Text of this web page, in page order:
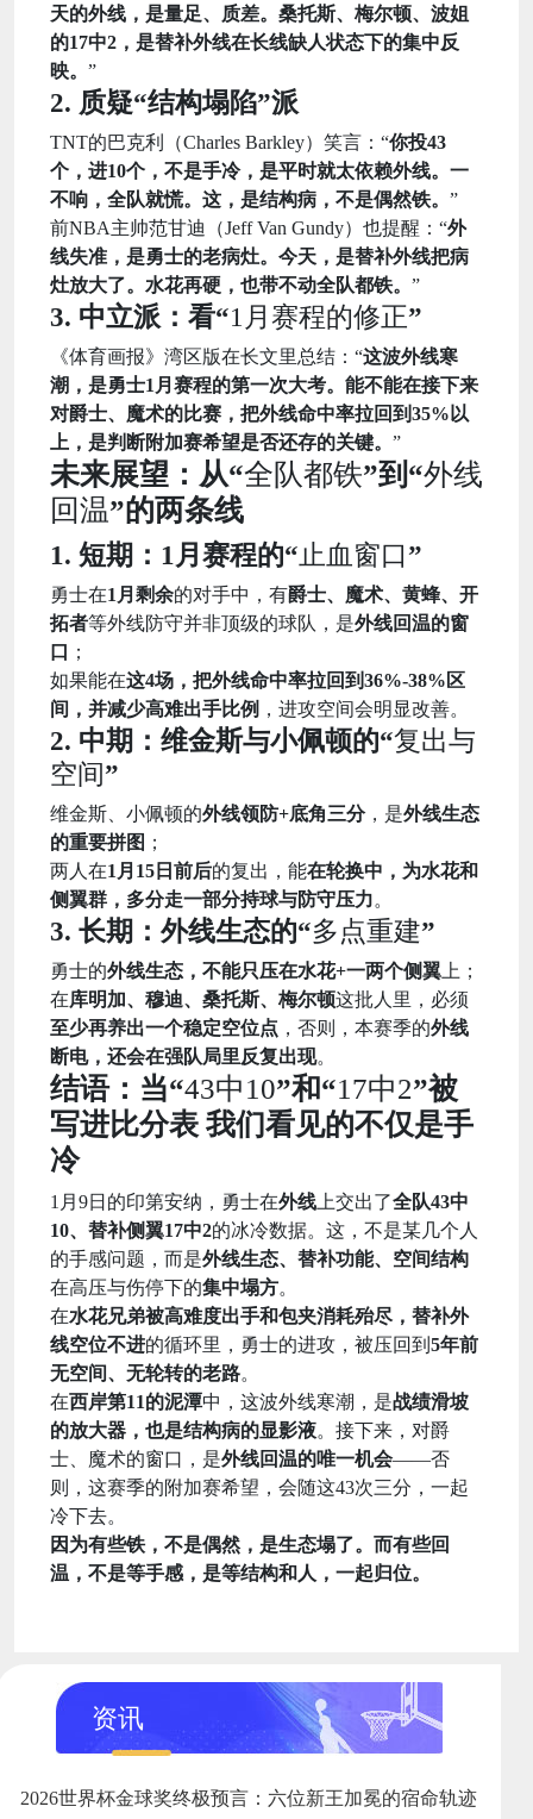
天的外线，是量足、质差。桑托斯、梅尔顿、波姐
的17中2，是替补外线在长线缺人状态下的集中反
映。 ”
2. 质疑“结构塌陷”派
TNT的巴克利（Charles Barkley）笑言：“你投43
个，进10个，不是手冷，是平时就太依赖外线。一
不响，全队就慌。这，是结构病，不是偶然铁。 ”
前NBA主帅范甘迪（Jeff Van Gundy）也提醒：“外
线失准，是勇士的老病灶。今天，是替补外线把病
灶放大了。水花再硬，也带不动全队都铁。 ”
3. 中立派：看“1月赛程的修正”
《体育画报》湾区版在长文里总结：“这波外线寒
潮，是勇士1月赛程的第一次大考。能不能在接下来
对爵士、魔术的比赛，把外线命中率拉回到35%以
上，是判断附加赛希望是否还存的关键。 ”
未来展望：从“全队都铁”到“外线
回温”的两条线
1. 短期：1月赛程的“止血窗口”
勇士在1月剩余的对手中，有爵士、魔术、黄蜂、开
拓者等外线防守并非顶级的球队，是外线回温的窗
口
；
如果能在这4场，把外线命中率拉回到36%-38%区
间，并减少高难出手比例 ，进攻空间会明显改善。
2. 中期：维金斯与小佩顿的“复出与
空间”
维金斯、小佩顿的外线领防+底角三分，是外线生态
的重要拼图 ；
两人在1月15日前后的复出，能在轮换中，为水花和
侧翼群，多分走一部分持球与防守压力。
3. 长期：外线生态的“多点重建”
勇士的外线生态，不能只压在水花+一两个侧翼 上；
在库明加、穆迪、桑托斯、梅尔顿这批人里，必须
至少再养出一个稳定空位点 ，否则，本赛季的外线
断电，还会在强队局里反复出现。
结语：当“43中10”和“17中2”被
写进比分表 我们看见的不仅是手
冷
1月9日的印第安纳，勇士在外线 上交出了全队43中
10、替补侧翼17中2的冰冷数据。这，不是某几个人
的手感问题，而是外线生态、替补功能、空间结构
在高压与伤停下的集中塌方。
在水花兄弟被高难度出手和包夹消耗殆尽，替补外
线空位不进的循环里，勇士的进攻，被压回到 5年前
无空间、无轮转的老路。
在西岸第11的泥潭中，这波外线寒潮，是战绩滑坡
的放大器，也是结构病的显影液。接下来，对爵
士、魔术的窗口，是外线回温的唯一机会——否
则，这赛季的附加赛希望，会随这43次三分，一起
冷下去。
因为有些铁，不是偶然，是生态塌了。而有些回
温，不是等手感，是等结构和人，一起归位。
资讯
2026世界杯金球奖终极预言：六位新王加冕的宿命轨迹